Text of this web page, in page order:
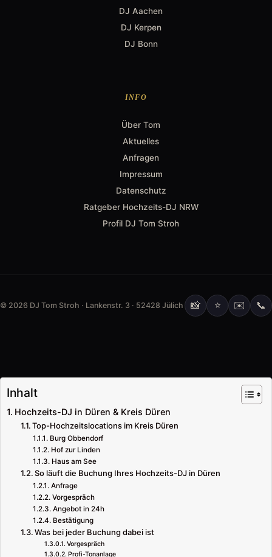
DJ Aachen
DJ Kerpen
DJ Bonn
INFO
Über Tom
Aktuelles
Anfragen
Impressum
Datenschutz
Ratgeber Hochzeits-DJ NRW
Profil DJ Tom Stroh
© 2026 DJ Tom Stroh · Lankenstr. 3 · 52428 Jülich 📸 ⭐ ✉️ 📞
Inhalt
Hochzeits-DJ in Düren & Kreis Düren
Top-Hochzeitslocations im Kreis Düren
Burg Obbendorf
Hof zur Linden
Haus am See
So läuft die Buchung Ihres Hochzeits-DJ in Düren
Anfrage
Vorgespräch
Angebot in 24h
Bestätigung
Was bei jeder Buchung dabei ist
Vorgespräch
Profi-Tonanlage